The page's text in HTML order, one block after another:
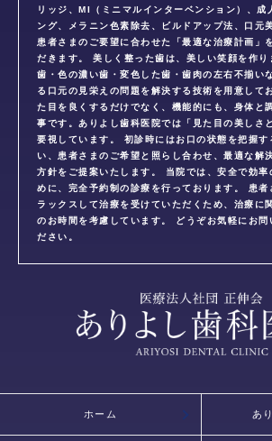
リッジ、MI（ミニマルインターベンション）、成
ング、メラニン色素除去、ビルドアップ法、口元
患者さまのご要望に合わせた「最適な治療計画」
だきます。 美しく整った歯は、美しい笑顔を作り
歯・色の濃い歯・変色した歯・歯肉の左右不揃い
る口元の見栄えの問題を解決する技術を用意して
た目を良くするだけでなく、機能的にも、身体と
事です。ありよし歯科医院では「見た目の美しさ
要視しています。 初診時にはお口の状態を把握す
い、患者さまのご希望と照らし合わせ、最適な解
方針をご提案いたします。 当院では、安全で効率
めに、完全予約制の診療を行っております。 患者
ラックスして治療を受けていただくため、治療に
のお時間を考慮しています。 どうぞお気軽にお問
ださい。
ホーム あ